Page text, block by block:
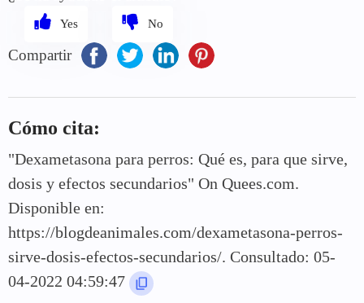
Compartir
Cómo cita:
"Dexametasona para perros: Qué es, para que sirve,
dosis y efectos secundarios" On Quees.com.
Disponible en:
https://blogdeanimales.com/dexametasona-perros-
sirve-dosis-efectos-secundarios/. Consultado: 05-
04-2022 04:59:47